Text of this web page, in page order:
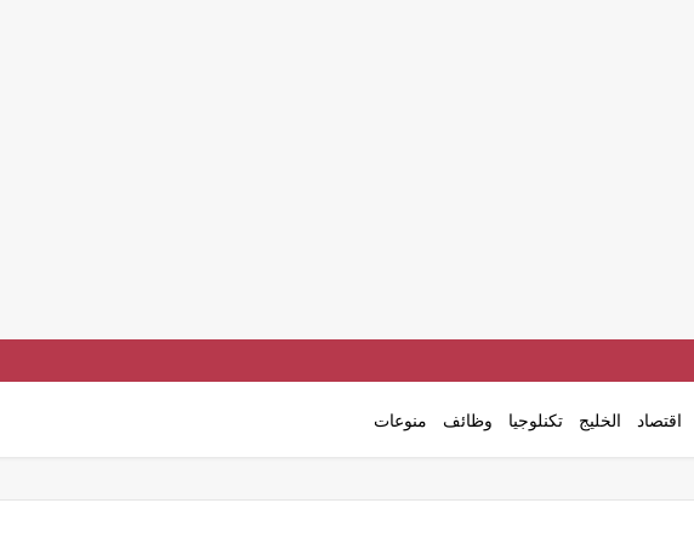
اقتصاد الخليج تكنلوجيا وظائف منوعات